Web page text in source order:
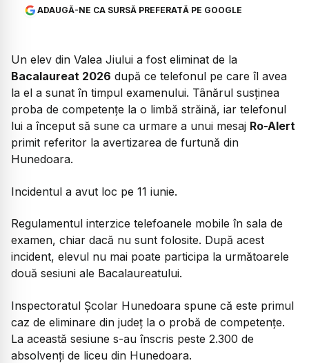
ADAUGĂ-NE CA SURSĂ PREFERATĂ PE GOOGLE
Un elev din Valea Jiului a fost eliminat de la
Bacalaureat 2026 după ce telefonul pe care îl avea
la el a sunat în timpul examenului. Tânărul susținea
proba de competențe la o limbă străină, iar telefonul
lui a început să sune ca urmare a unui mesaj Ro-Alert
primit referitor la avertizarea de furtună din
Hunedoara.
Incidentul a avut loc pe 11 iunie.
Regulamentul interzice telefoanele mobile în sala de
examen, chiar dacă nu sunt folosite. După acest
incident, elevul nu mai poate participa la următoarele
două sesiuni ale Bacalaureatului.
Inspectoratul Școlar Hunedoara spune că este primul
caz de eliminare din județ la o probă de competențe.
La această sesiune s-au înscris peste 2.300 de
absolvenți de liceu din Hunedoara.